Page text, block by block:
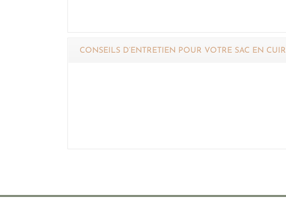
CONSEILS D’ENTRETIEN POUR VOTRE SAC EN CUIR